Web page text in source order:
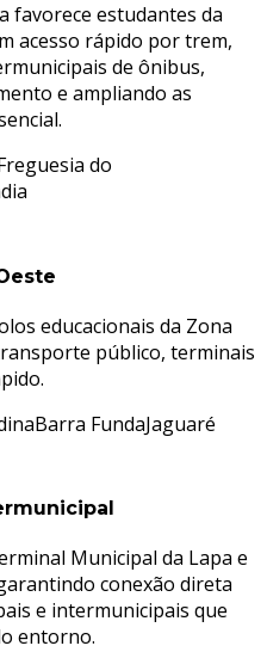
favorece estudantes da
acesso rápido por trem,
de ônibus,
e ampliando as
do
educacionais da Zona
público, terminais
Barra FundaJaguaré
Municipal da Lapa e
conexão direta
e intermunicipais que
entorno.